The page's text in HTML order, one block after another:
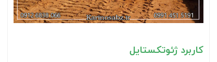
کاربرد ژئوتکستایل